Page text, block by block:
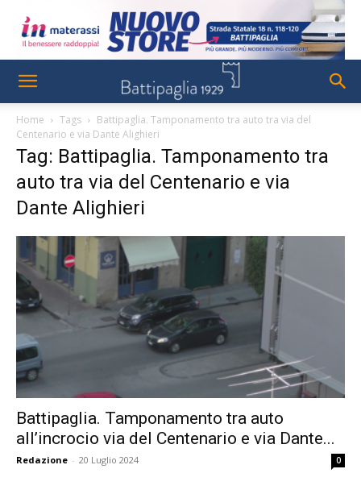
Home Tags
Battipaglia. Tamponamento tra auto tra via del
Centenario e via Dante Alighieri
Tag: Battipaglia. Tamponamento tra
auto tra via del Centenario e via
Dante Alighieri
Battipaglia. Tamponamento tra auto
all’incrocio via del Centenario e via Dante...
Redazione - 20 Luglio 2024 0